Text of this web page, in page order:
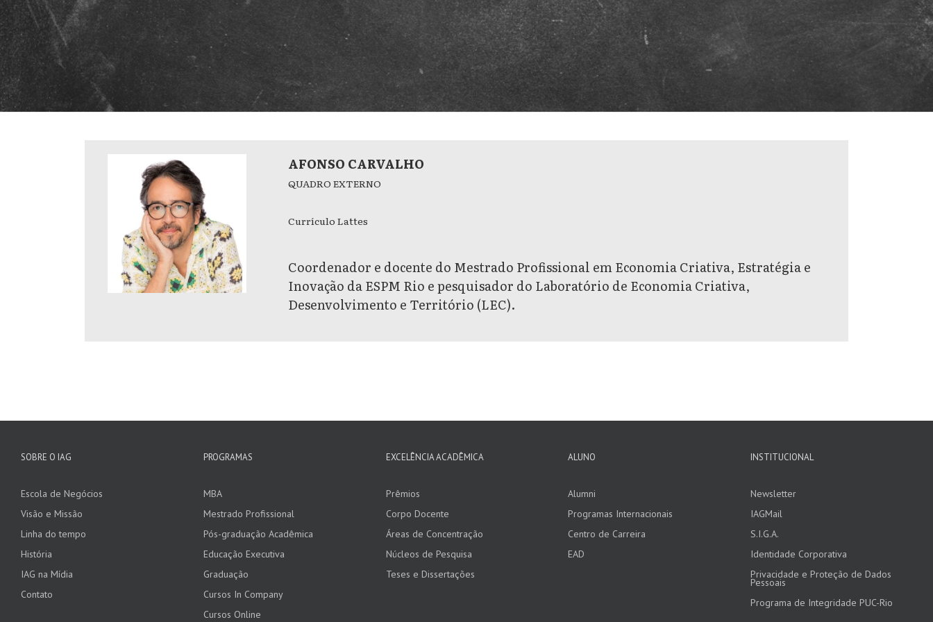
AFONSO CARVALHO
QUADRO EXTERNO
Currículo Lattes
Coordenador e docente do Mestrado Profissional em Economia Criativa, Estratégia e
Inovação da ESPM Rio e pesquisador do Laboratório de Economia Criativa,
Desenvolvimento e Território (LEC).
SOBRE O IAG
Escola de Negócios
Visão e Missão
Linha do tempo
História
IAG na Mídia
Contato
PROGRAMAS
MBA
Mestrado Profissional
Pós-graduação Acadêmica
Educação Executiva
Graduação
Cursos In Company
Cursos Online
EXCELÊNCIA ACADÊMICA
Prêmios
Corpo Docente
Áreas de Concentração
Núcleos de Pesquisa
Teses e Dissertações
ALUNO
Alumni
Programas Internacionais
Centro de Carreira
EAD
INSTITUCIONAL
Newsletter
IAGMail
S.I.G.A.
Identidade Corporativa
Privacidade e Proteção de Dados
Pessoais
Programa de Integridade PUC-Rio